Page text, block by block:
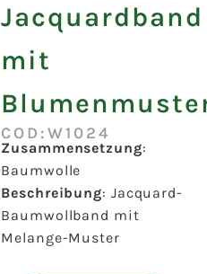
Jacquardband
mit
COD:W1024
Zusammensetzung:
Baumwolle
Beschreibung: Jacquard-
Baumwollband mit
Melange-Muster